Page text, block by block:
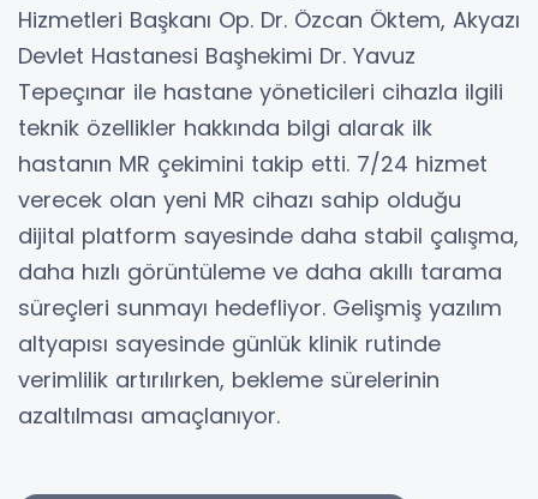
Hizmetleri Başkanı Op. Dr. Özcan Öktem, Akyazı
Devlet Hastanesi Başhekimi Dr. Yavuz
Tepeçınar ile hastane yöneticileri cihazla ilgili
teknik özellikler hakkında bilgi alarak ilk
hastanın MR çekimini takip etti. 7/24 hizmet
verecek olan yeni MR cihazı sahip olduğu
dijital platform sayesinde daha stabil çalışma,
daha hızlı görüntüleme ve daha akıllı tarama
süreçleri sunmayı hedefliyor. Gelişmiş yazılım
altyapısı sayesinde günlük klinik rutinde
verimlilik artırılırken, bekleme sürelerinin
azaltılması amaçlanıyor.